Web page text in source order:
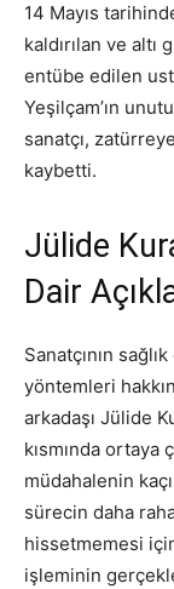
14 Mayıs
kaldırılan ve
entübe edilen
Yeşilçam’ın
sanatçı,
kaybetti.
Jülide
Dair
Sanatçının
yöntemleri
arkadaşı Jülide
kısmında ortaya
müdahalenin
sürecin daha
hissetmemesi
işleminin